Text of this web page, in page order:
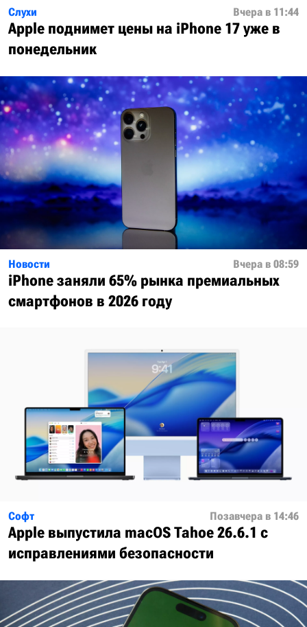
Слухи Вчера в 11:44
Apple поднимет цены на iPhone 17 уже в
понедельник
Новости Вчера в 08:59
iPhone заняли 65% рынка премиальных
смартфонов в 2026 году
Софт Позавчера в 14:46
Apple выпустила macOS Tahoe 26.6.1 с
исправлениями безопасности